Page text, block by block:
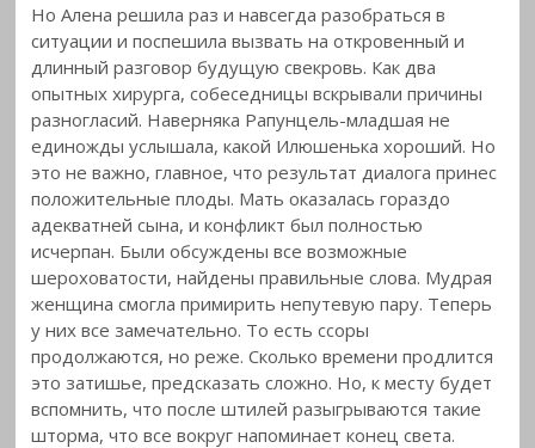
Но Алена решила раз и навсегда разобраться в
ситуации и поспешила вызвать на откровенный и
длинный разговор будущую свекровь. Как два
опытных хирурга, собеседницы вскрывали причины
разногласий. Наверняка Рапунцель-младшая не
единожды услышала, какой Илюшенька хороший. Но
это не важно, главное, что результат диалога принес
положительные плоды. Мать оказалась гораздо
адекватней сына, и конфликт был полностью
исчерпан. Были обсуждены все возможные
шероховатости, найдены правильные слова. Мудрая
женщина смогла примирить непутевую пару. Теперь
у них все замечательно. То есть ссоры
продолжаются, но реже. Сколько времени продлится
это затишье, предсказать сложно. Но, к месту будет
вспомнить, что после штилей разыгрываются такие
шторма, что все вокруг напоминает конец света.